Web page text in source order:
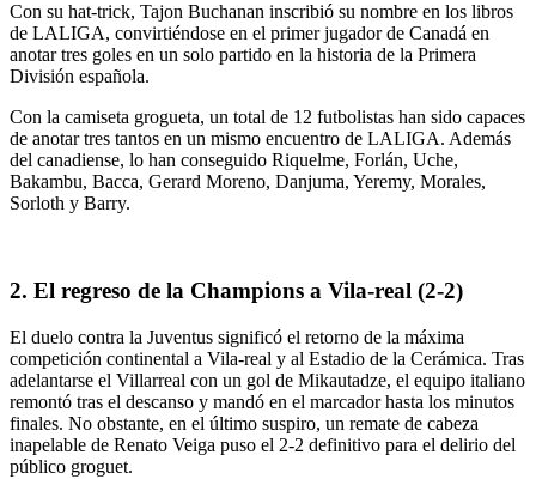
Con su hat-trick, Tajon Buchanan inscribió su nombre en los libros
de LALIGA, convirtiéndose en el primer jugador de Canadá en
anotar tres goles en un solo partido en la historia de la Primera
División española.
Con la camiseta grogueta, un total de 12 futbolistas han sido capaces
de anotar tres tantos en un mismo encuentro de LALIGA. Además
del canadiense, lo han conseguido Riquelme, Forlán, Uche,
Bakambu, Bacca, Gerard Moreno, Danjuma, Yeremy, Morales,
Sorloth y Barry.
2. El regreso de la Champions a Vila-real (2-2)
El duelo contra la Juventus significó el retorno de la máxima
competición continental a Vila-real y al Estadio de la Cerámica. Tras
adelantarse el Villarreal con un gol de Mikautadze, el equipo italiano
remontó tras el descanso y mandó en el marcador hasta los minutos
finales. No obstante, en el último suspiro, un remate de cabeza
inapelable de Renato Veiga puso el 2-2 definitivo para el delirio del
público groguet.